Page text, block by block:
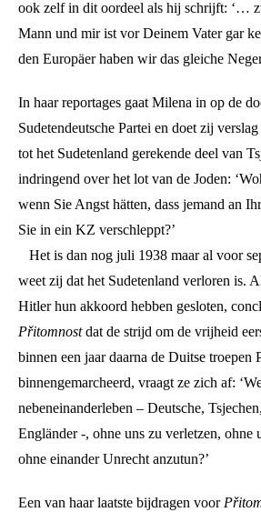
ook zelf in dit oordeel als hij schrijft: ‘…
Mann und mir ist vor Deinem Vater gar
den Europäer haben wir das gleiche
In haar reportages gaat Milena in op de
Sudetendeutsche Partei en doet zij
tot het Sudetenland gerekende deel van
indringend over het lot van de Joden:
wenn Sie Angst hätten, dass jemand an
Sie in ein KZ verschleppt?’
Het is dan nog juli 1938 maar al voor
weet zij dat het Sudetenland verloren is.
Hitler hun akkoord hebben gesloten,
Přitomnostdat de strijd om de vrijheid
binnen een jaar daarna de Duitse troepen
binnengemarcheerd, vraagt ze zich af:
nebeneinanderleben – Deutsche,
Engländer -, ohne uns zu verletzen, ohne
ohne einander Unrecht anzutun?’
Een van haar laatste bijdragen voor